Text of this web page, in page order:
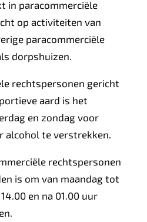
in paracommerciële
op activiteiten van
paracommerciële
dorpshuizen.
rechtspersonen gericht
aard is het
en zondag voor
alcohol te verstrekken.
rechtspersonen
is om van maandag tot
en na 01.00 uur